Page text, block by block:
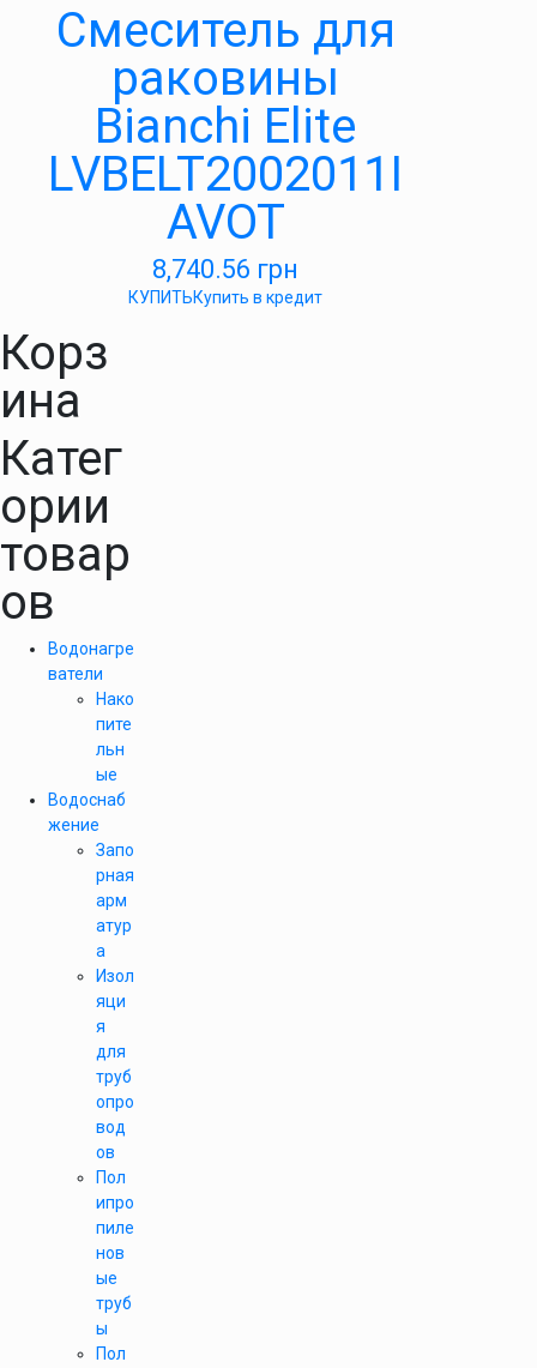
Смеситель для
раковины
Bianchi Elite
LVBELT2002011I
AVOT
8,740.56 грн
КУПИТЬКупить в кредит
Корз
ина
Катег
ории
товар
ов
Водонагре
ватели
Нако
пите
льн
ые
Водоснаб
жение
Запо
рная
арм
атур
а
Изол
яци
я
для
труб
опро
вод
ов
Пол
ипро
пиле
нов
ые
труб
ы
Пол